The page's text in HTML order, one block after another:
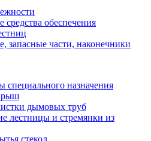
обеспечения
запасные части, наконечники
специального назначения
дымовых труб
лестницы и стремянки из